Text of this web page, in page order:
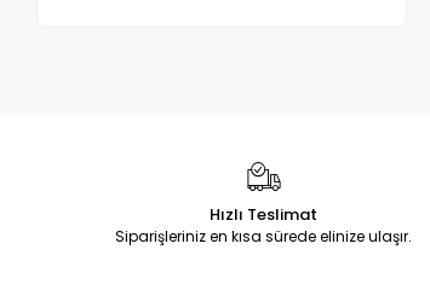
Hızlı Teslimat
Siparişleriniz en kısa sürede elinize ulaşır.